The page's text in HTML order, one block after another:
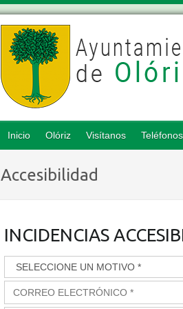
Inicio Olóriz Visítanos Teléfonos
Accesibilidad
INCIDENCIAS
M
I
C
R